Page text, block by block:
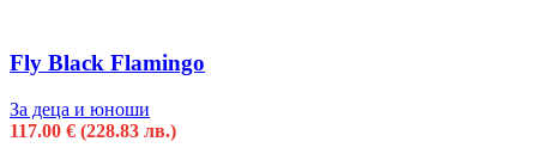
Fly Black Flamingo
За деца и юноши
117.00 € (228.83 лв.)